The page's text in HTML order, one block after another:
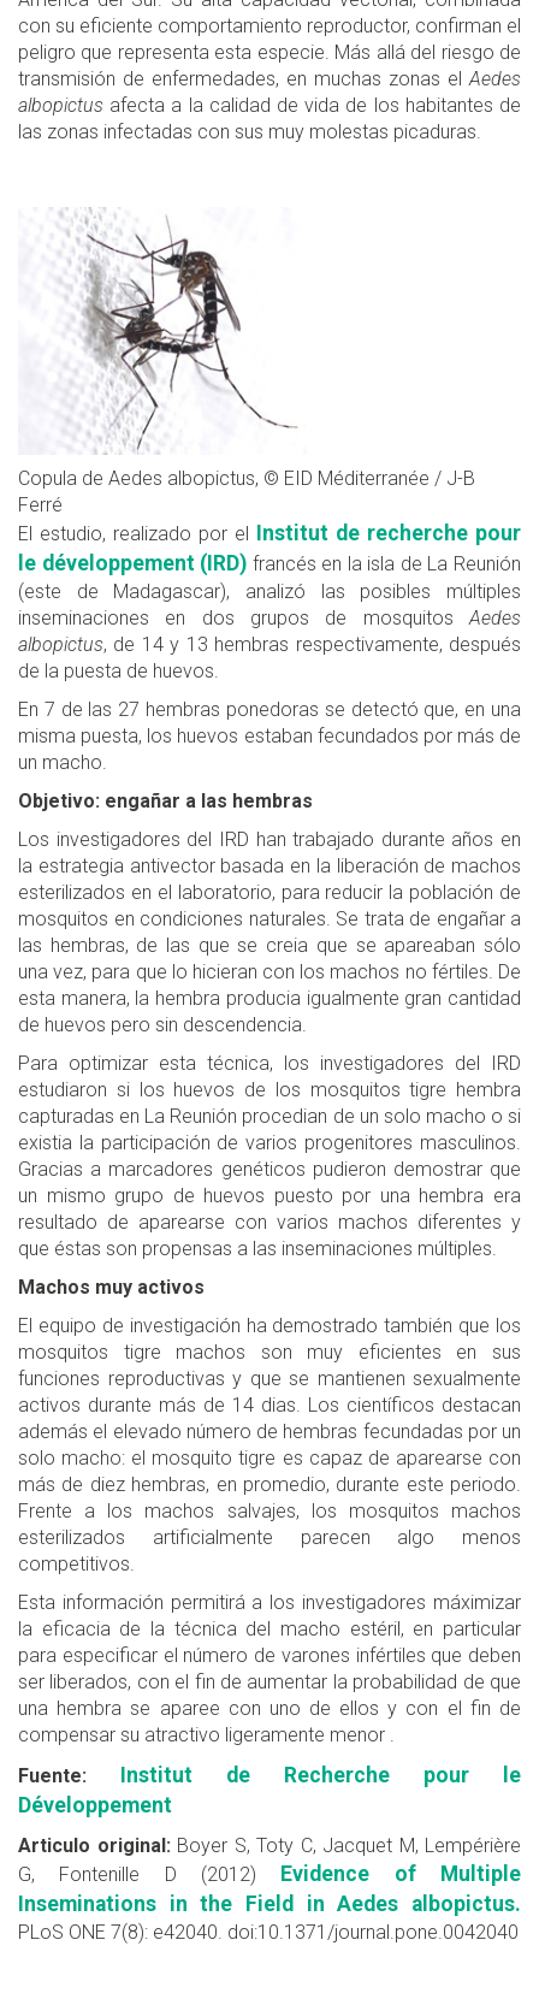
con su eficiente comportamiento reproductor, confirman el
peligro que representa esta especie. Más allá del riesgo de
transmisión de enfermedades, en muchas zonas elAedes
albopictus afecta a la calidad de vida de los habitantes de
las zonas infectadas con sus muy molestas picaduras.
Copula de Aedes albopictus, © EID Méditerranée / J-B
Ferré
El estudio, realizado por el
Institut de recherche pour
le développement (IRD) francés en la isla de La Reunión
(este de Madagascar), analizó las posibles múltiples
inseminaciones en dos grupos de mosquitosAedes
albopictus, de 14 y 13 hembras respectivamente, después
de la puesta de huevos.
En 7 de las 27 hembras ponedoras se detectó que, en una
misma puesta, los huevos estaban fecundados por más de
un macho.
Objetivo: engañar a las hembras
Los investigadores del IRD han trabajado durante años en
la estrategia antivector basada en la liberación de machos
esterilizados en el laboratorio, para reducir la población de
mosquitos en condiciones naturales. Se trata de engañar a
las hembras, de las que se creia que se apareaban sólo
una vez, para que lo hicieran con los machos no fértiles. De
esta manera, la hembra producia igualmente gran cantidad
de huevos pero sin descendencia.
Para optimizar esta técnica, los investigadores del IRD
estudiaron si los huevos de los mosquitos tigre hembra
capturadas en La Reunión procedian de un solo macho o si
existia la participación de varios progenitores masculinos.
Gracias a marcadores genéticos pudieron demostrar que
un mismo grupo de huevos puesto por una hembra era
resultado de aparearse con varios machos diferentes y
que éstas son propensas a las inseminaciones múltiples.
Machos muy activos
El equipo de investigación ha demostrado también que los
mosquitos tigre machos son muy eficientes en sus
funciones reproductivas y que se mantienen sexualmente
activos durante más de 14 dias. Los científicos destacan
además el elevado número de hembras fecundadas por un
solo macho: el mosquito tigre es capaz de aparearse con
más de diez hembras, en promedio, durante este periodo.
Frente a los machos salvajes, los mosquitos machos
esterilizados artificialmente parecen algo menos
competitivos.
Esta información permitirá a los investigadores máximizar
la eficacia de la técnica del macho estéril, en particular
para especificar el número de varones infértiles que deben
ser liberados, con el fin de aumentar la probabilidad de que
una hembra se aparee con uno de ellos y con el fin de
compensar su atractivo ligeramente menor .
Fuente:
Institut de Recherche pour le
Développement
Articulo original: Boyer S, Toty C, Jacquet M, Lempérière
G, Fontenille D (2012)
Evidence of Multiple
Inseminations in the Field in Aedes albopictus.
PLoS ONE 7(8): e42040. doi:10.1371/journal.pone.0042040